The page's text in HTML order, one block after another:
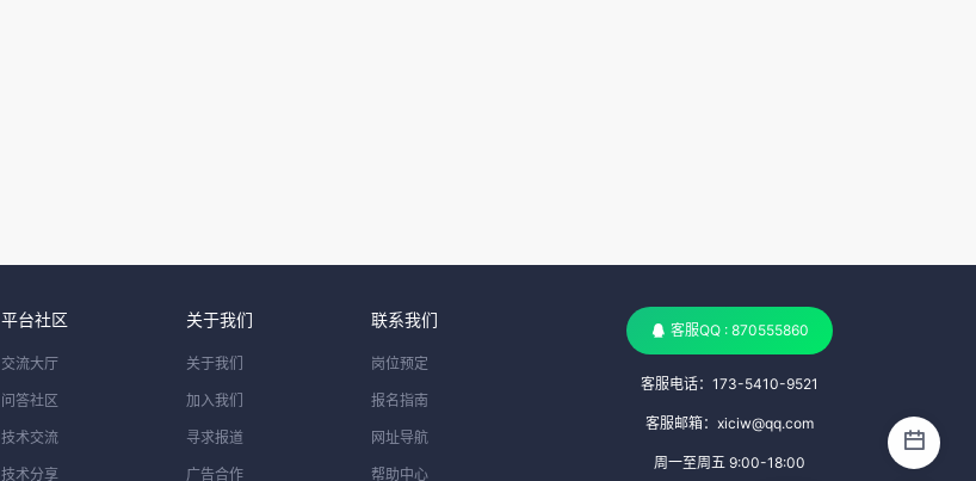
平台社区
交流大厅
问答社区
技术交流
技术分享
关于我们
关于我们
加入我们
寻求报道
广告合作
联系我们
岗位预定
报名指南
网址导航
帮助中心
客服QQ : 870555860
客服电话：173-5410-9521
客服邮箱：xiciw@qq.com
周一至周五 9:00-18:00